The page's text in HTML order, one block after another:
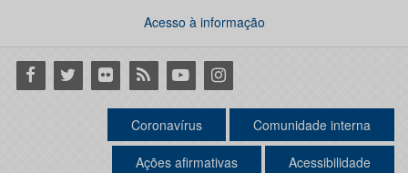
Acesso à informação
Facebook
Twitter Flickr RSS YoutubeInstagram
Coronavírus Comunidade interna
Ações afirmativas Acessibilidade